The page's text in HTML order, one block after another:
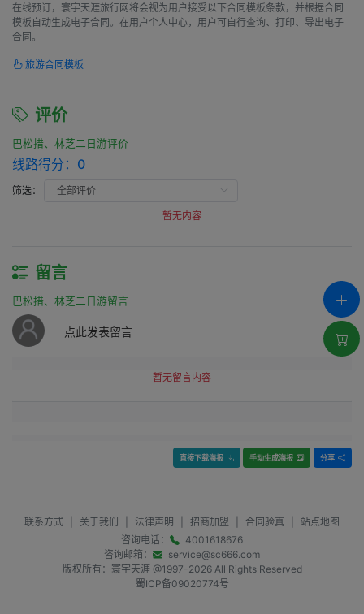
在线预订，寰宇天涯旅行网将会视为用户接受以下合同模板条款，并根据合同
模板自动生成电子合同。在用户个人中心，用户可自行查询、打印、导出电子
合同。
旅游合同模板
评价
巴松措、林芝二日游评价
线路得分： 0
筛选：
暂无内容
留言
巴松措、林芝二日游留言
点此发表留言
暂无留言内容
直接下载海报 手动生成海报 分享
联系方式 关于我们 法律声明 招商加盟 合同验真
站点地图
咨询电话：
4001618676
咨询邮箱：
service@sc666.com
版权所有：寰宇天涯 @1997-2026All Rights Reserved
蜀ICP备09020774号